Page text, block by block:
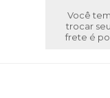
Você
trocar
frete é